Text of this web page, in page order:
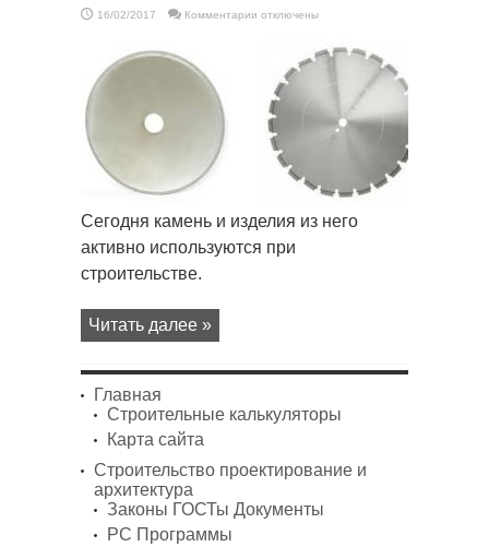
16/02/2017 Комментарии
алмазные
диски
резки
камня
отключены
Сегодня камень и изделия из него
активно используются при
строительстве.
Читать далее »
Главная
Строительные калькуляторы
Карта сайта
Строительство проектирование и
архитектура
Законы ГОСТы Документы
PC Программы